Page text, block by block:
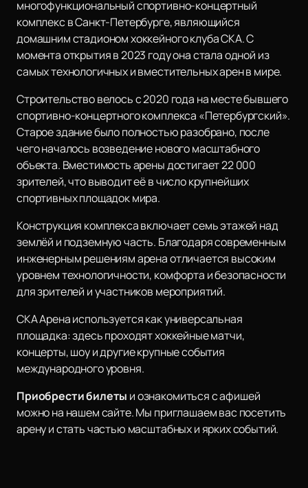
многофункциональный спортивно-концертный
комплекс в Санкт-Петербурге, являющийся
домашним стадионом хоккейного клуба СКА. С
момента открытия в 2023 году она стала одной из
самых технологичных и вместительных арен в мире.
Строительство велось с 2020 года на месте бывшего
спортивно-концертного комплекса «Петербургский».
Старое здание было полностью разобрано, после
чего началось возведение нового масштабного
объекта. Вместимость арены достигает 22 000
зрителей, что выводит её в число крупнейших
спортивных площадок мира.
Конструкция комплекса включает семь этажей над
землёй и подземную часть. Благодаря современным
инженерным решениям арена отличается высоким
уровнем технологичности, комфорта и безопасности
для зрителей и участников мероприятий.
СКА Арена используется как универсальная
площадка: здесь проходят хоккейные матчи,
концерты, шоу и другие крупные события
международного уровня.
Приобрести билеты и ознакомиться с афишей
можно на нашем сайте. Мы приглашаем вас посетить
арену и стать частью масштабных и ярких событий.